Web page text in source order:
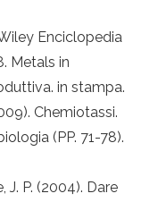
Wiley Enciclopedia
Metals in
in stampa.
Chemiotassi.
(PP. 71-78).
J. P. (2004). Dare